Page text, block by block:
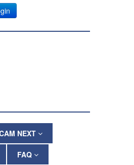
NEXT
FAQ